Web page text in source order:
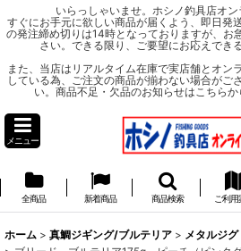
いらっしゃいませ。ホシノ釣具店オン
すぐにお手元に欲しい商品が届くよう、即日発
の発注締め切りは14時となっておりますが、お
さい。できる限り、ご要望にお応えでき
また、当店はリアルタイム在庫で実店舗とオン
している為、ご注文の商品が揃わない場合がご
い。商品不足・欠品のお知らせはこちらか
メニュー
全商品 新着商品 商品検索 ご利用
ホーム > 真鯛ジギング/ブルテリア > メタルジグ